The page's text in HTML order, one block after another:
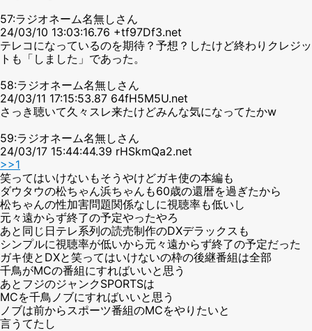
57:ラジオネーム名無しさん
24/03/10 13:03:16.76 +tf97Df3.net
テレコになっているのを期待？予想？したけど終わりクレジッ
トも「しました」であった。
58:ラジオネーム名無しさん
24/03/11 17:15:53.87 64fH5M5U.net
さっき聴いて久々スレ来たけどみんな気になってたかw
59:ラジオネーム名無しさん
24/03/17 15:44:44.39 rHSkmQa2.net
>>1
笑ってはいけないもそうやけどガキ使の本編も
ダウタウの松ちゃん浜ちゃんも60歳の還暦を過ぎたから
松ちゃんの性加害問題関係なしに視聴率も低いし
元々遠からず終了の予定やったやろ
あと同じ日テレ系列の読売制作のDXデラックスも
シンプルに視聴率が低いから元々遠からず終了の予定だった
ガキ使とDXと笑ってはいけないの枠の後継番組は全部
千鳥がMCの番組にすればいいと思う
あとフジのジャンクSPORTSは
MCを千鳥ノブにすればいいと思う
ノブは前からスポーツ番組のMCをやりたいと
言うてたし